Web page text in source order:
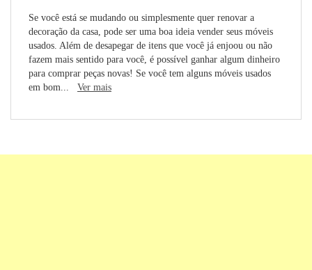
Se você está se mudando ou simplesmente quer renovar a
decoração da casa, pode ser uma boa ideia vender seus móveis
usados. Além de desapegar de itens que você já enjoou ou não
fazem mais sentido para você, é possível ganhar algum dinheiro
para comprar peças novas! Se você tem alguns móveis usados
em bom... Ver mais